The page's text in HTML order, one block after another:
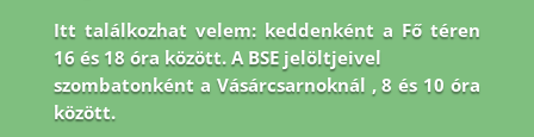
Itt találkozhat velem: keddenként a Fő téren
16 és 18 óra között. A BSE jelöltjeivel
szombatonként a Vásárcsarnoknál , 8 és 10 óra
között.